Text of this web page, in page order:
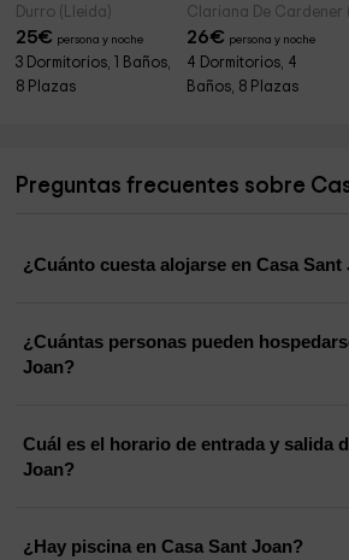
Durro (Lleida)
25€ persona y noche
3 Dormitorios, 1 Baños,
8 Plazas
Clariana De Cardener
26€ persona y noche
4 Dormitorios, 4
Baños, 8 Plazas
Preguntas frecuentes sobre
¿Cuánto cuesta alojarse en Casa Sant
¿Cuántas personas pueden
Joan?
Cuál es el horario de entrada y salida de Casa
Joan?
¿Hay piscina en Casa Sant Joan?